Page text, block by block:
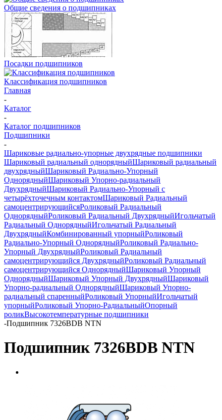
Общие сведения о подшипниках
Посадки подшипников
Классификация подшипников
Главная
-
Каталог
-
Каталог подшипников
Подшипники
-
Шариковые радиально-упорные двухрядные подшипники
Шариковый радиальный однорядныйШариковый радиальный
двухрядныйШариковый Радиально-Упорный
ОднорядныйШариковый Упорно-радиальный
ДвухрядныйШариковый Радиально-Упорный с
четырёхточечным контактомШариковый Радиальный
самоцентрирующийсяРоликовый Радиальный
ОднорядныйРоликовый Радиальный ДвухрядныйИгольчатый
Радиальный ОднорядныйИгольчатый Радиальный
ДвухрядныйКомбинированный упорныйРоликовый
Радиально-Упорный ОднорядныйРоликовый Радиально-
Упорный ДвухрядныйРоликовый Радиальный
самоцентрирующийся ДвухрядныйРоликовый Радиальный
самоцентрирующийся ОднорядныйШариковый Упорный
ОднорядныйШариковый Упорный ДвухрядныйШариковый
Упорно-радиальный ОднорядныйШариковый Упорно-
радиальный спаренныйРоликовый УпорныйИгольчатый
упорныйРоликовый Упорно-РадиальныйОпорный
роликВысокотемпературные подшипники
-Подшипник 7326BDB NTN
Подшипник 7326BDB NTN